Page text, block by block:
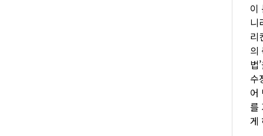
이
니
리
의
법
수
어
를
게